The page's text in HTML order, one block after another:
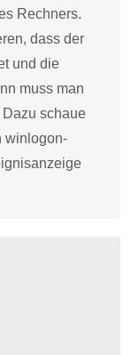
Rechners.
dass der
und die
muss man
schaue
winlogon-